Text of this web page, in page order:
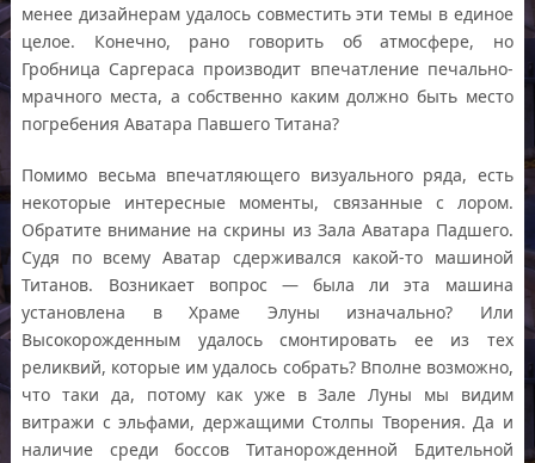
менее дизайнерам удалось совместить эти темы в единое
целое. Конечно, рано говорить об атмосфере, но
Гробница Саргераса производит впечатление печально-
мрачного места, а собственно каким должно быть место
погребения Аватара Павшего Титана?
Помимо весьма впечатляющего визуального ряда, есть
некоторые интересные моменты, связанные с лором.
Обратите внимание на скрины из Зала Аватара Падшего.
Судя по всему Аватар сдерживался какой-то машиной
Титанов. Возникает вопрос — была ли эта машина
установлена в Храме Элуны изначально? Или
Высокорожденным удалось смонтировать ее из тех
реликвий, которые им удалось собрать? Вполне возможно,
что таки да, потому как уже в Зале Луны мы видим
витражи с эльфами, держащими Столпы Творения. Да и
наличие среди боссов Титанорожденной Бдительной